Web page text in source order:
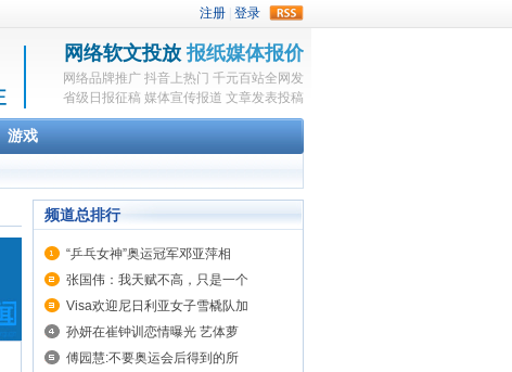
网络软文投放 报纸媒体报价
网络品牌推广 抖音上热门 千元百站全网发
省级日报征稿 媒体宣传报道 文章发表投稿
游戏
频道总排行
“乒乓女神”奥运冠军邓亚萍相
张国伟：我天赋不高，只是一个
Visa欢迎尼日利亚女子雪橇队加
孙妍在崔钟训恋情曝光 艺体萝
傅园慧:不要奥运会后得到的所